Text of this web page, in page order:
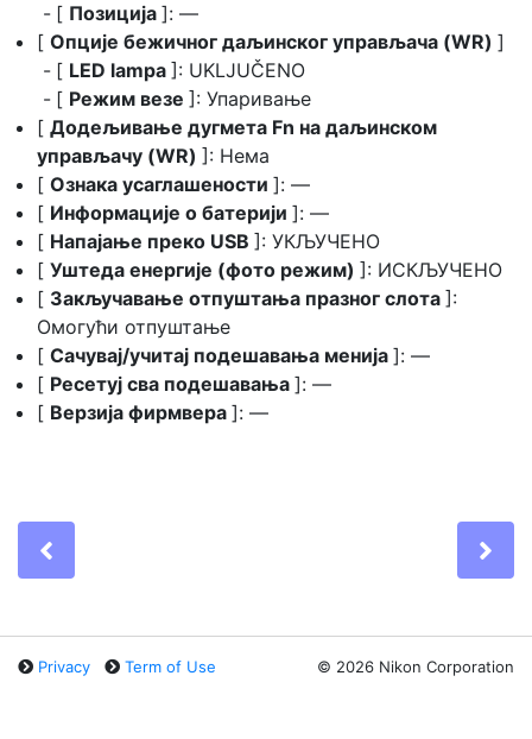
[ Позиција ]: —
[ Опције бежичног даљинског управљача (WR) ]
[ LED lampa ]: UKLJUČENO
[ Режим везе ]: Упаривање
[ Додељивање дугмета Fn на даљинском
управљачу (WR) ]: Нема
[ Ознака усаглашености ]: —
[ Информације о батерији ]: —
[ Напајање преко USB ]: УКЉУЧЕНО
[ Уштеда енергије (фото режим) ]: ИСКЉУЧЕНО
[ Закључавање отпуштања празног слота ]:
Омогући отпуштање
[ Сачувај/учитај подешавања менија ]: —
[ Ресетуј сва подешавања ]: —
[ Верзија фирмвера ]: —
Privacy Term of Use © 2026 Nikon Corporation